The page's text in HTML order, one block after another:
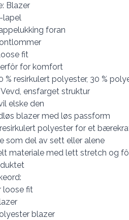
Blazer
lapel
foran
fit
for komfort
% resirkulert polyester, 30 %
Vevd, ensfarget struktur
elske den
blazer med løs passform
polyester for et
som del av sett eller alene
materiale med lett stretch og
loose fit
blazer